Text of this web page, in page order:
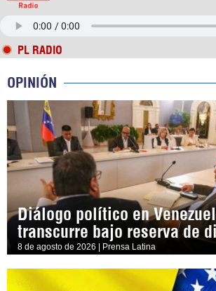
PL RADIO
OPINIÓN
Diálogo político en
transcurre bajo reserva de
8 de agosto de 2026 | Prensa Latina